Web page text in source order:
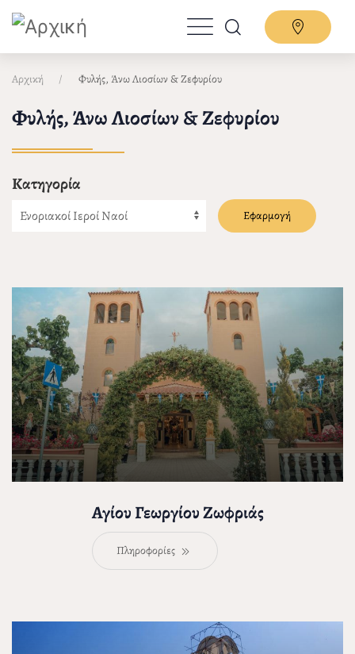
Παράκαμψη
προς
περιεχόμενο
Αρχική Φυλής, Άνω Λιοσίων & Ζεφυρίου
Φυλής, Άνω Λιοσίων & Ζεφυρίου
Κατηγορία
Αγίου Γεωργίου Ζωφριάς
Πληροφορίες